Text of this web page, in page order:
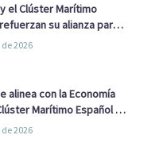
y el Clúster Marítimo
su alianza para
estrategia Nacional
2026
alinea con la Economía
Marítimo Español y
Naval avanzan alianzas
2026